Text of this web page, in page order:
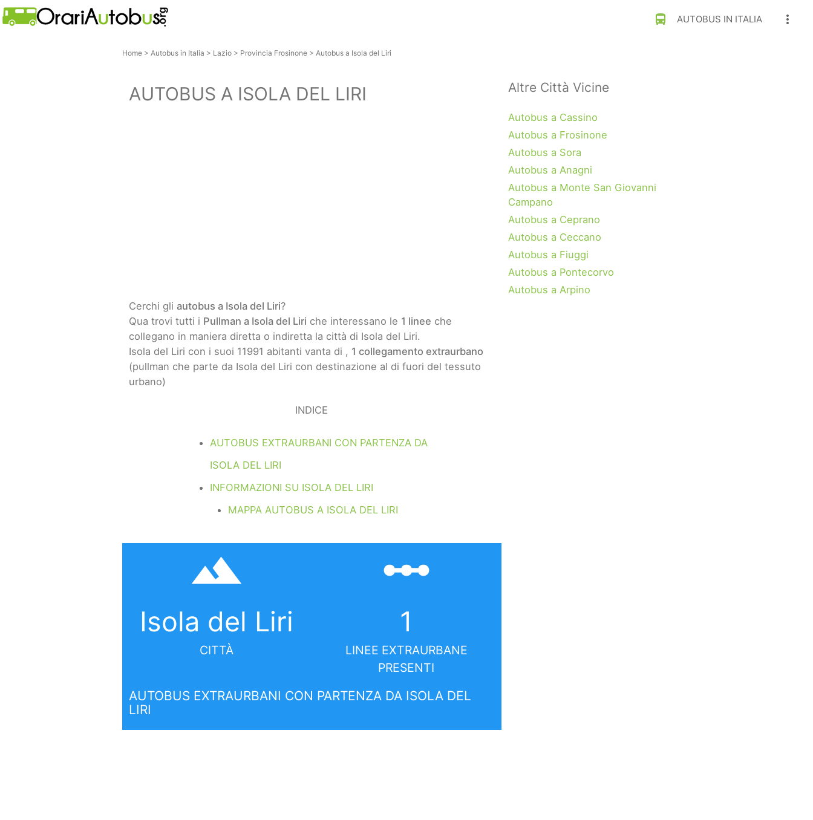
directions_bus AUTOBUS IN ITALIA more_vert
Home> Autobus in Italia > Lazio> Provincia Frosinone> Autobus a Isola del Liri
AUTOBUS A ISOLA DEL LIRI
Cerchi gli autobus a Isola del Liri?
Qua trovi tutti i Pullman a Isola del Liri che interessano le 1 linee che
collegano in maniera diretta o indiretta la città di Isola del Liri.
Isola del Liri con i suoi 11991 abitanti vanta di , 1 collegamento extraurbano
(pullman che parte da Isola del Liri con destinazione al di fuori del tessuto
urbano)
INDICE
AUTOBUS EXTRAURBANI CON PARTENZA DA
ISOLA DEL LIRI
INFORMAZIONI SU ISOLA DEL LIRI
MAPPA AUTOBUS A ISOLA DEL LIRI
filter_hdr
Isola del Liri
CITTÀ
linear_scale
1
LINEE EXTRAURBANE
PRESENTI
AUTOBUS EXTRAURBANI CON PARTENZA DA ISOLA DEL
LIRI
Altre Città Vicine
Autobus a Cassino
Autobus a Frosinone
Autobus a Sora
Autobus a Anagni
Autobus a Monte San Giovanni
Campano
Autobus a Ceprano
Autobus a Ceccano
Autobus a Fiuggi
Autobus a Pontecorvo
Autobus a Arpino